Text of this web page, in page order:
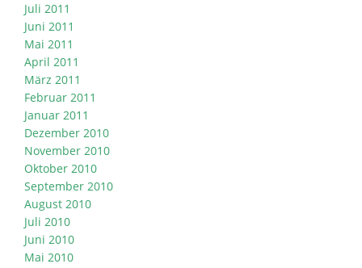
Juli 2011
Juni 2011
Mai 2011
April 2011
März 2011
Februar 2011
Januar 2011
Dezember 2010
November 2010
Oktober 2010
September 2010
August 2010
Juli 2010
Juni 2010
Mai 2010